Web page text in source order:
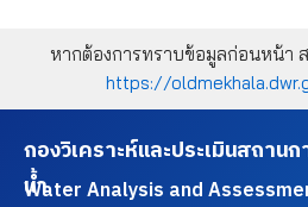
หากต้องการทราบข้อมูลก่อนหน้า ส
https://
กองวิเคราะห์และประเมินสถา
น้ำ
Water Analysis and